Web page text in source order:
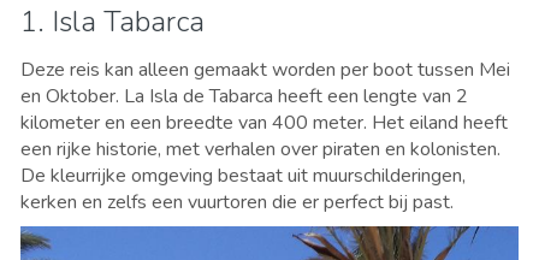
1. Isla Tabarca
Deze reis kan alleen gemaakt worden per boot tussen Mei
en Oktober. La Isla de Tabarca heeft een lengte van 2
kilometer en een breedte van 400 meter. Het eiland heeft
een rijke historie, met verhalen over piraten en kolonisten.
De kleurrijke omgeving bestaat uit muurschilderingen,
kerken en zelfs een vuurtoren die er perfect bij past.